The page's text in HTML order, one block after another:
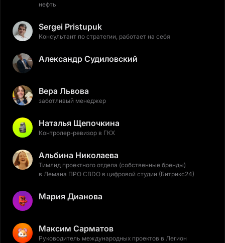
нефть
Sergei Pristupuk
Консультант по стратегии, работает на себя
Александр Судиловский
Вера Львова
заботливый менеджер
Наталья Щепочкина
Контролер-ревизор в ГКХ
Альбина Николаева
Тимлид проектного отдела (собственные бренды)
в Лемана ПРО CBDO в цифровой студии (Битрикс24)
Мария Дианова
Максим Сарматов
Руководитель международных проектов в Легион